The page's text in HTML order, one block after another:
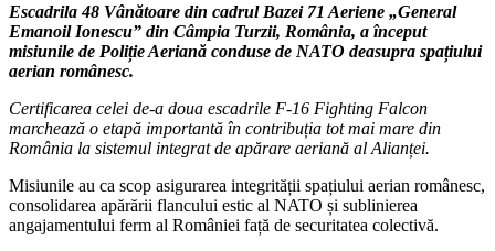
Escadrila 48 Vânătoare din cadrul Bazei 71 Aeriene „General
Emanoil Ionescu” din Câmpia Turzii, România, a început
misiunile de Poliție Aeriană conduse de NATO deasupra spațiului
aerian românesc.
Certificarea celei de-a doua escadrile F-16 Fighting Falcon
marchează o etapă importantă în contribuția tot mai mare din
România la sistemul integrat de apărare aeriană al Alianței.
Misiunile au ca scop asigurarea integrității spațiului aerian românesc,
consolidarea apărării flancului estic al NATO și sublinierea
angajamentului ferm al României față de securitatea colectivă.